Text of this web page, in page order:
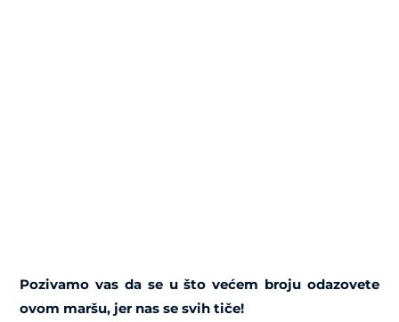
Pozivamo vas da se u što većem broju odazovete
ovom maršu, jer nas se svih tiče!